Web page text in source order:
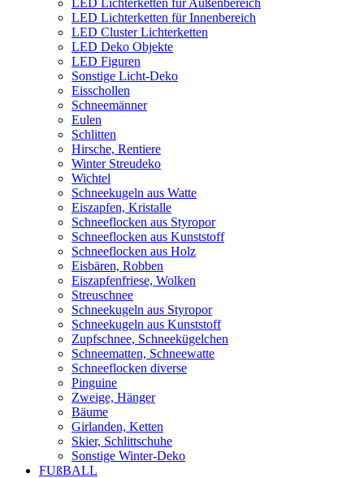
LED Lichterketten für Innenbereich
LED Cluster Lichterketten
LED Deko Objekte
LED Figuren
Sonstige Licht-Deko
Eisschollen
Schneemänner
Eulen
Schlitten
Hirsche, Rentiere
Winter Streudeko
Wichtel
Schneekugeln aus Watte
Eiszapfen, Kristalle
Schneeflocken aus Styropor
Schneeflocken aus Kunststoff
Schneeflocken aus Holz
Eisbären, Robben
Eiszapfenfriese, Wolken
Streuschnee
Schneekugeln aus Styropor
Schneekugeln aus Kunststoff
Zupfschnee, Schneekügelchen
Schneematten, Schneewatte
Schneeflocken diverse
Pinguine
Zweige, Hänger
Bäume
Girlanden, Ketten
Skier, Schlittschuhe
Sonstige Winter-Deko
FUßBALL